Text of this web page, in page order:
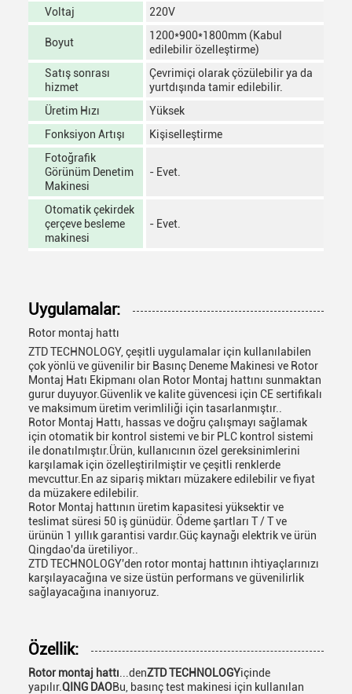
Voltaj 220V
Boyut
1200*900*1800mm (Kabul
edilebilir özelleştirme)
Satış sonrası
hizmet
Çevrimiçi olarak çözülebilir ya da
yurtdışında tamir edilebilir.
Üretim Hızı
Yüksek
Fonksiyon Artışı
Kişiselleştirme
Fotoğrafik
Görünüm Denetim
Makinesi
- Evet.
Otomatik çekirdek
çerçeve besleme
makinesi
- Evet.
Uygulamalar:
Rotor montaj hattı
ZTD TECHNOLOGY, çeşitli uygulamalar için kullanılabilen
çok yönlü ve güvenilir bir Basınç Deneme Makinesi ve Rotor
Montaj Hatı Ekipmanı olan Rotor Montaj hattını sunmaktan
gurur duyuyor.Güvenlik ve kalite güvencesi için CE sertifikalı
ve maksimum üretim verimliliği için tasarlanmıştır..
Rotor Montaj Hattı, hassas ve doğru çalışmayı sağlamak
için otomatik bir kontrol sistemi ve bir PLC kontrol sistemi
ile donatılmıştır.Ürün, kullanıcının özel gereksinimlerini
karşılamak için özelleştirilmiştir ve çeşitli renklerde
mevcuttur.En az sipariş miktarı müzakere edilebilir ve fiyat
da müzakere edilebilir.
Rotor Montaj hattının üretim kapasitesi yüksektir ve
teslimat süresi 50 iş günüdür. Ödeme şartları T / T ve
ürünün 1 yıllık garantisi vardır.Güç kaynağı elektrik ve ürün
Qingdao'da üretiliyor..
ZTD TECHNOLOGY'den rotor montaj hattının ihtiyaçlarınızı
karşılayacağına ve size üstün performans ve güvenilirlik
sağlayacağına inanıyoruz.
Özellik:
Rotor montaj hattı ...denZTD TECHNOLOGYiçinde
yapılır.QING DAOBu, basınç test makinesi için kullanılan